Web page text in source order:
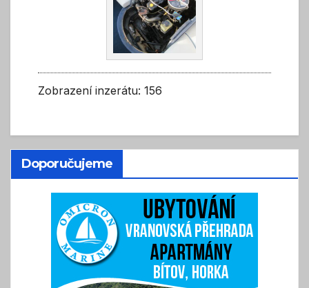
Zobrazení inzerátu: 156
Doporučujeme